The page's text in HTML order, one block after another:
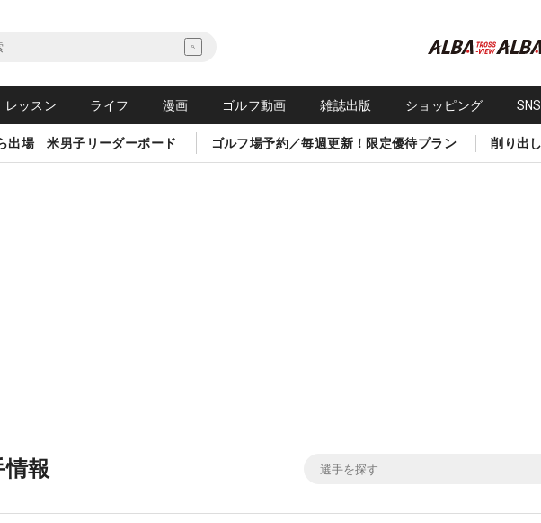
レッスン ライフ 漫画 ゴルフ動画 雑誌出版 ショッピング
出場 米男子リーダーボード ゴルフ場予約／毎週更新！限定優待プラン 削り出
情報